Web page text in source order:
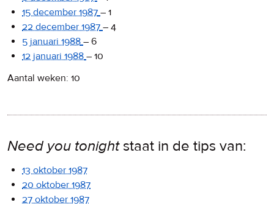
15 december 1987 – 1
22 december 1987 – 4
5 januari 1988 – 6
12 januari 1988 – 10
Aantal weken: 10
Need you tonightstaat in de tips van:
13 oktober 1987
20 oktober 1987
27 oktober 1987